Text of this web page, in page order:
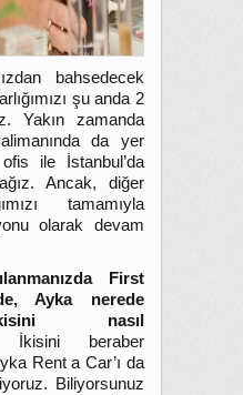
bahsedecek
şu anda 2
Yakın zamanda
da yer
ile İstanbul’da
Ancak, diğer
tamamıyla
olarak devam
First
Ayka nerede
nasıl
İkisini beraber
Rent a Car’ı da
Biliyorsunuz